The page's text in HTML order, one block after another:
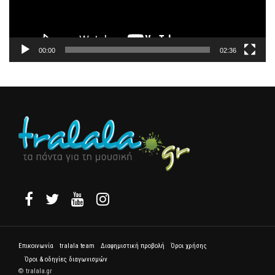
00:00 02:36
Επικοινωνία tralala team Διαφημιστική προβολή
Όροι χρήσης
Όροι & οδηγίες διαγωνισμών
© tralala.gr